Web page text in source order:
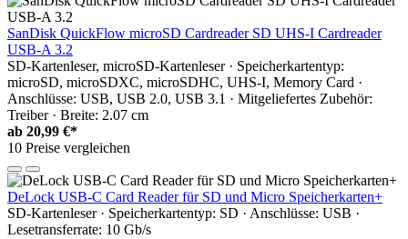
SanDisk QuickFlow microSD Cardreader SD UHS-I Cardreader
USB-A 3.2
SD-Kartenleser, microSD-Kartenleser · Speicherkartentyp:
microSD, microSDXC, microSDHC, UHS-I, Memory Card ·
Anschlüsse: USB, USB 2.0, USB 3.1 · Mitgeliefertes Zubehör:
Treiber · Breite: 2.07 cm
ab 20,99 €*
10 Preise vergleichen
DeLock USB-C Card Reader für SD und Micro Speicherkarten+
SD-Kartenleser · Speicherkartentyp: SD · Anschlüsse: USB ·
Lesetransferrate: 10 Gb/s